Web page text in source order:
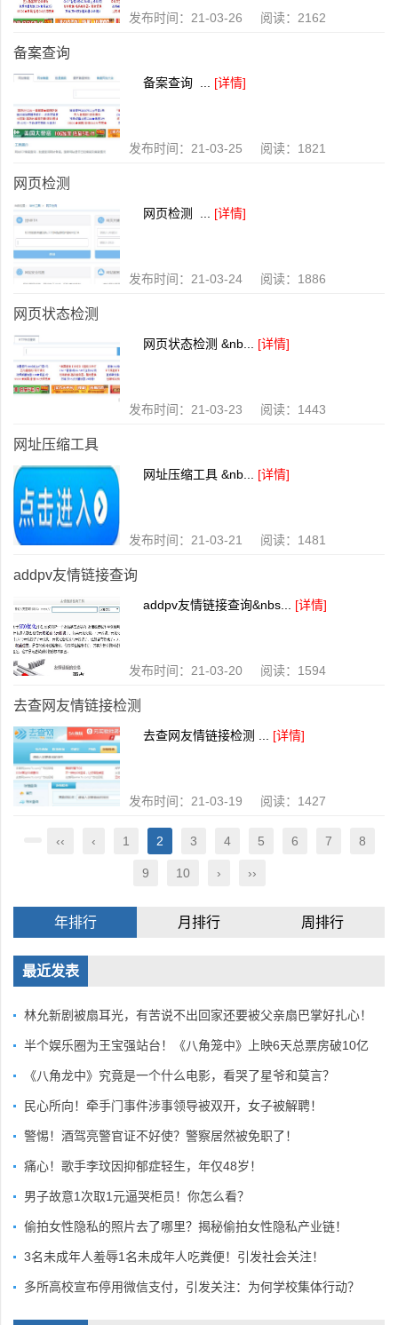
发布时间：21-03-26 阅读：2162
备案查询
备案查询 ... [详情]
发布时间：21-03-25 阅读：1821
网页检测
网页检测 ... [详情]
发布时间：21-03-24 阅读：1886
网页状态检测
网页状态检测 &nb... [详情]
发布时间：21-03-23 阅读：1443
网址压缩工具
网址压缩工具 &nb... [详情]
发布时间：21-03-21 阅读：1481
addpv友情链接查询
addpv友情链接查询&nbs... [详情]
发布时间：21-03-20 阅读：1594
去查网友情链接检测
去查网友情链接检测 ... [详情]
发布时间：21-03-19 阅读：1427
‹‹ ‹ 1 2 3 4 5 6 7 8
9 10 › ››
年排行 月排行 周排行
最近发表
林允新剧被扇耳光，有苦说不出回家还要被父亲扇巴掌好扎心！
半个娱乐圈为王宝强站台！《八角笼中》上映6天总票房破10亿
《八角龙中》究竟是一个什么电影，看哭了星爷和莫言？
民心所向！牵手门事件涉事领导被双开，女子被解聘！
警惕！酒驾亮警官证不好使？警察居然被免职了！
痛心！歌手李玟因抑郁症轻生，年仅48岁！
男子故意1次取1元逼哭柜员！你怎么看？
偷拍女性隐私的照片去了哪里？揭秘偷拍女性隐私产业链！
3名未成年人羞辱1名未成年人吃粪便！引发社会关注！
多所高校宣布停用微信支付，引发关注：为何学校集体行动？